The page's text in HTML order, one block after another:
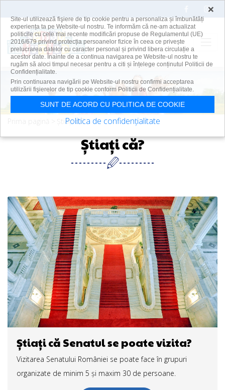
Skip to main content
Prima pagină Știați că?
Știați că?
Știați că Senatul se poate vizita?
Vizitarea Senatului României se poate face în grupuri
organizate de minim 5 și maxim 30 de persoane.
×
Site-ul utilizează fişiere de tip cookie pentru a personaliza și îmbunătăți
experiența ta pe Website-ul nostru. Te informăm că ne-am actualizat
politicile cu cele mai recente modificări propuse de Regulamentul (UE)
2016/679 privind protecția persoanelor fizice în ceea ce privește
prelucrarea datelor cu caracter personal și privind libera circulație a
acestor date. Înainte de a continua navigarea pe Website-ul nostru te
rugăm să aloci timpul necesar pentru a citi și înțelege conținutul Politicii de
Confidențialitate.
Prin continuarea navigării pe Website-ul nostru confirmi acceptarea
utilizării fişierelor de tip cookie conform Politicii de Confidențialitate.
SUNT DE ACORD CU POLITICA DE COOKIE
Politica de confidențialitate